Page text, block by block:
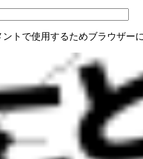
ントで使用するためブラウザー